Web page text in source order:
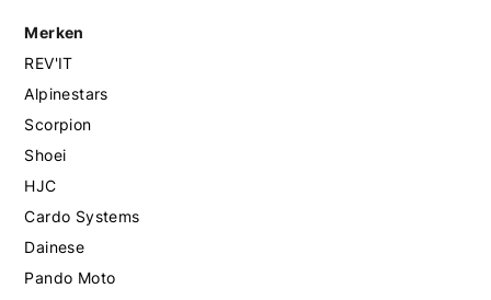
Merken
REV'IT
Alpinestars
Scorpion
Shoei
HJC
Cardo Systems
Dainese
Pando Moto